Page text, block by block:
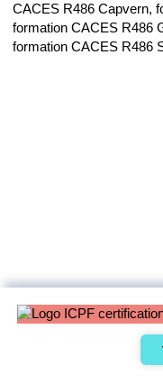
CACES R486 Capvern,
formation CACES R486
formation CACES R486